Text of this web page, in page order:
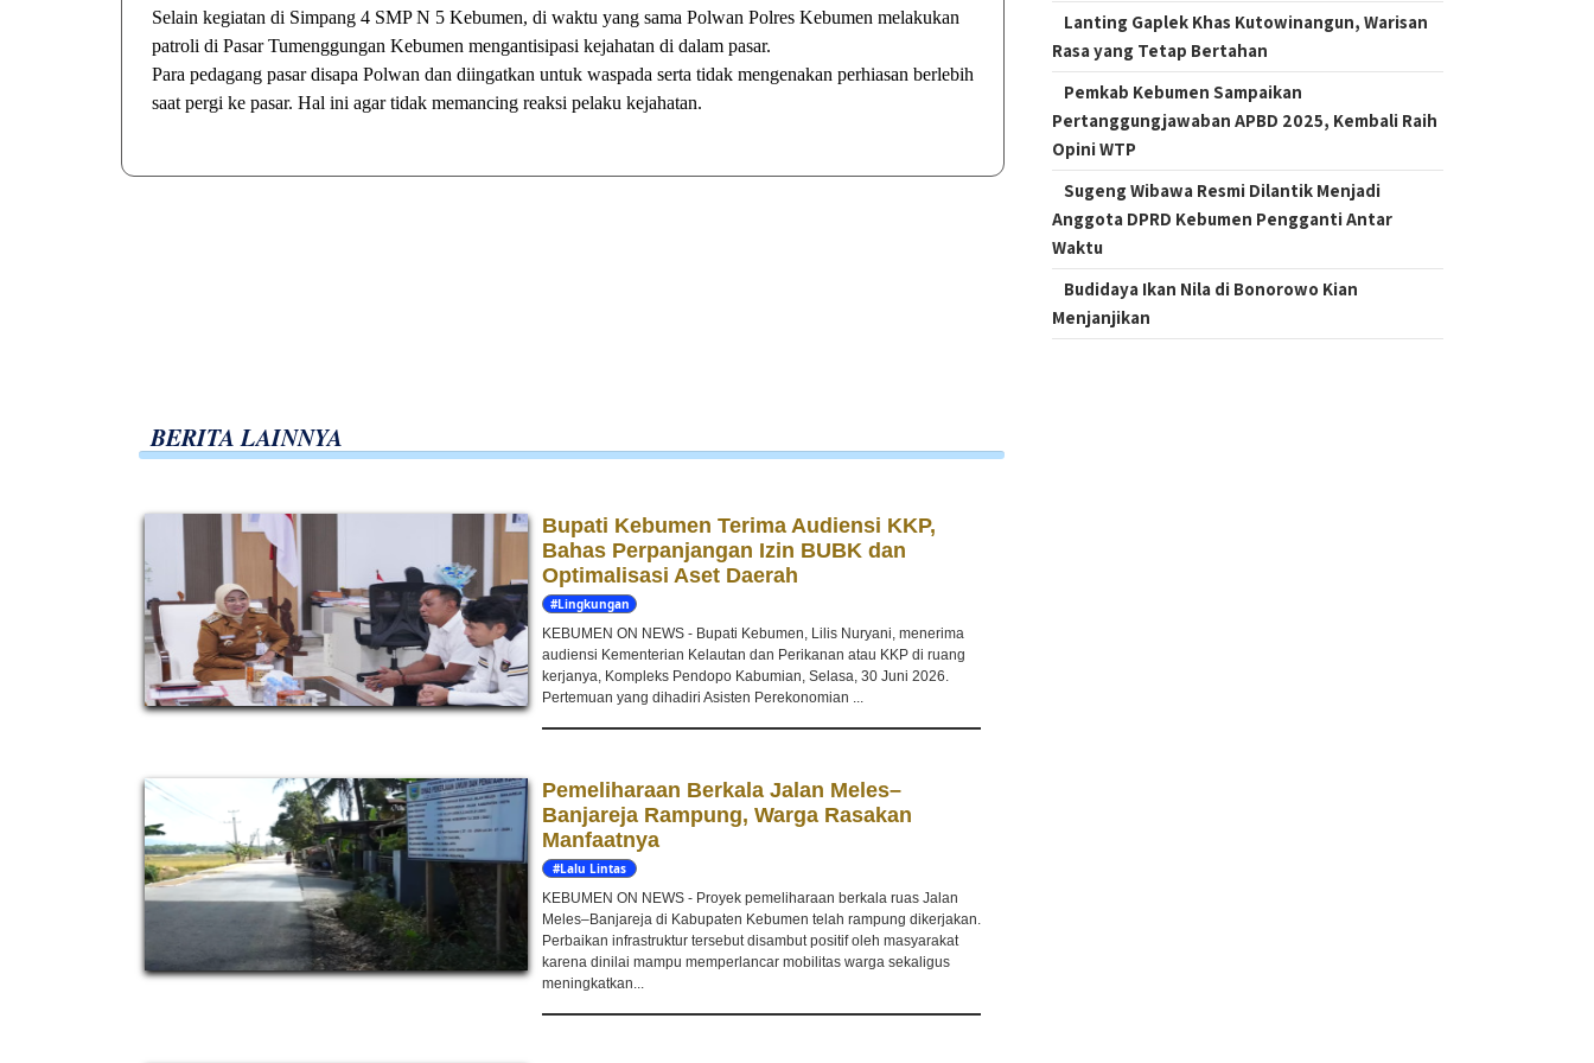
Selain kegiatan di Simpang 4 SMP N 5 Kebumen, di waktu yang sama Polwan Polres Kebumen melakukan
patroli di Pasar Tumenggungan Kebumen mengantisipasi kejahatan di dalam pasar.
Para pedagang pasar disapa Polwan dan diingatkan untuk waspada serta tidak mengenakan perhiasan berlebih
saat pergi ke pasar. Hal ini agar tidak memancing reaksi pelaku kejahatan.
Lanting Gaplek Khas Kutowinangun, Warisan
Rasa yang Tetap Bertahan
Pemkab Kebumen Sampaikan
Pertanggungjawaban APBD 2025, Kembali Raih
Opini WTP
Sugeng Wibawa Resmi Dilantik Menjadi
Anggota DPRD Kebumen Pengganti Antar
Waktu
Budidaya Ikan Nila di Bonorowo Kian
Menjanjikan
BERITA LAINNYA
Bupati Kebumen Terima Audiensi KKP,
Bahas Perpanjangan Izin BUBK dan
Optimalisasi Aset Daerah
#Lingkungan
KEBUMEN ON NEWS - Bupati Kebumen, Lilis Nuryani, menerima
audiensi Kementerian Kelautan dan Perikanan atau KKP di ruang
kerjanya, Kompleks Pendopo Kabumian, Selasa, 30 Juni 2026.
Pertemuan yang dihadiri Asisten Perekonomian ...
Pemeliharaan Berkala Jalan Meles–
Banjareja Rampung, Warga Rasakan
Manfaatnya
#Lalu Lintas
KEBUMEN ON NEWS - Proyek pemeliharaan berkala ruas Jalan
Meles–Banjareja di Kabupaten Kebumen telah rampung dikerjakan.
Perbaikan infrastruktur tersebut disambut positif oleh masyarakat
karena dinilai mampu memperlancar mobilitas warga sekaligus
meningkatkan...